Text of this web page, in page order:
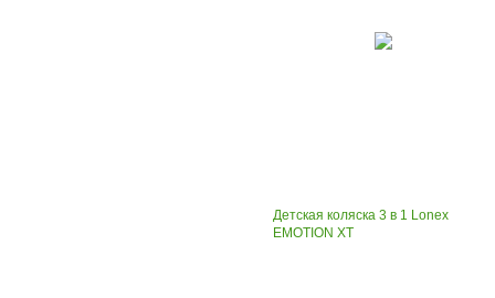
Детская коляска 3 в 1 Lonex
EMOTION XT